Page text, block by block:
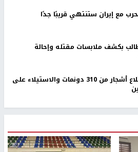
مع إيران ستنتهي قريبًا جدًا
بكشف ملابسات مقتله وإحالة
الاحتلال يخطر باقتلاع أشجار من 310 دونمات والاستيلاء على